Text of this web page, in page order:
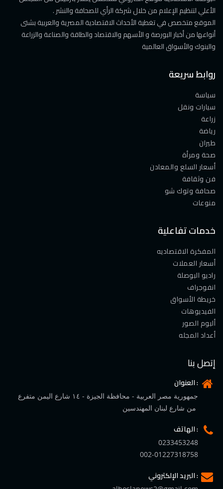
الأعلي لتنظيم الإعلام من خلال شركة الرأي للصحافة والنشر .
الموقع متخصص في تغطية الأحداث الاقتصادية المصرية والعربية بشتى
أنواعها من أخبار البورصة و الأسهم والاقتصاد والطاقة والصناعة والزراعة
والبنوك والأسواق العالمية
روابط سريعة
سياسة
سيارات ونقل
زراعة
رياضة
طيران
صحة ومرأة
أسعار السلع والمعادن
فن وثقافة
صحافة وتوك شو
منوعات
خدمات تفاعلية
المفكرة الاقتصاديه
أسعار العملات
راديو البوصلة
انفوجراف
خريطة الأسواق
الفيديوهات
ألبوم الصور
أعداد المجله
إتصل بنا
العنوان :
جمهورية مصر العربية - محافظة الجيزة - ١٤ شارع اليمن متفرع
الهاتف :
0233453248
002-01227318758
البريد الإلكتروني :